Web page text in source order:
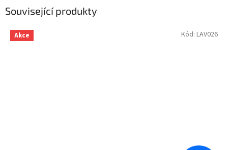
Související produkty
Akce Kód: LAV026